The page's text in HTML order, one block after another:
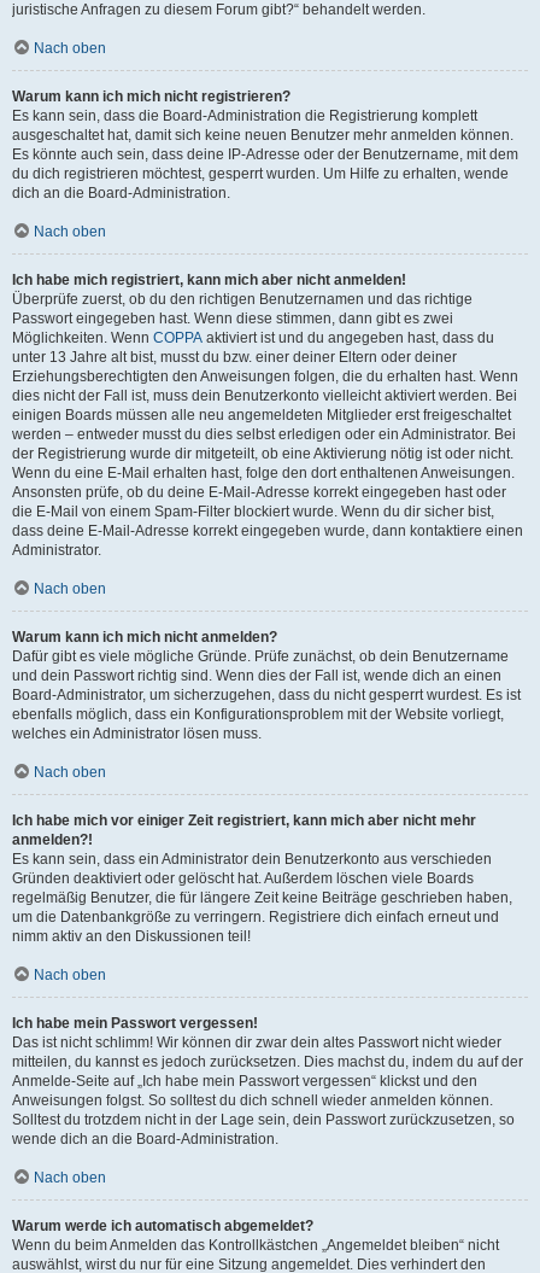
juristische Anfragen zu diesem Forum gibt?“ behandelt werden.
Nach oben
Warum kann ich mich nicht registrieren?
Es kann sein, dass die Board-Administration die Registrierung komplett
ausgeschaltet hat, damit sich keine neuen Benutzer mehr anmelden können.
Es könnte auch sein, dass deine IP-Adresse oder der Benutzername, mit dem
du dich registrieren möchtest, gesperrt wurden. Um Hilfe zu erhalten, wende
dich an die Board-Administration.
Nach oben
Ich habe mich registriert, kann mich aber nicht anmelden!
Überprüfe zuerst, ob du den richtigen Benutzernamen und das richtige
Passwort eingegeben hast. Wenn diese stimmen, dann gibt es zwei
Möglichkeiten. Wenn COPPA aktiviert ist und du angegeben hast, dass du
unter 13 Jahre alt bist, musst du bzw. einer deiner Eltern oder deiner
Erziehungsberechtigten den Anweisungen folgen, die du erhalten hast. Wenn
dies nicht der Fall ist, muss dein Benutzerkonto vielleicht aktiviert werden. Bei
einigen Boards müssen alle neu angemeldeten Mitglieder erst freigeschaltet
werden – entweder musst du dies selbst erledigen oder ein Administrator. Bei
der Registrierung wurde dir mitgeteilt, ob eine Aktivierung nötig ist oder nicht.
Wenn du eine E-Mail erhalten hast, folge den dort enthaltenen Anweisungen.
Ansonsten prüfe, ob du deine E-Mail-Adresse korrekt eingegeben hast oder
die E-Mail von einem Spam-Filter blockiert wurde. Wenn du dir sicher bist,
dass deine E-Mail-Adresse korrekt eingegeben wurde, dann kontaktiere einen
Administrator.
Nach oben
Warum kann ich mich nicht anmelden?
Dafür gibt es viele mögliche Gründe. Prüfe zunächst, ob dein Benutzername
und dein Passwort richtig sind. Wenn dies der Fall ist, wende dich an einen
Board-Administrator, um sicherzugehen, dass du nicht gesperrt wurdest. Es ist
ebenfalls möglich, dass ein Konfigurationsproblem mit der Website vorliegt,
welches ein Administrator lösen muss.
Nach oben
Ich habe mich vor einiger Zeit registriert, kann mich aber nicht mehr
anmelden?!
Es kann sein, dass ein Administrator dein Benutzerkonto aus verschieden
Gründen deaktiviert oder gelöscht hat. Außerdem löschen viele Boards
regelmäßig Benutzer, die für längere Zeit keine Beiträge geschrieben haben,
um die Datenbankgröße zu verringern. Registriere dich einfach erneut und
nimm aktiv an den Diskussionen teil!
Nach oben
Ich habe mein Passwort vergessen!
Das ist nicht schlimm! Wir können dir zwar dein altes Passwort nicht wieder
mitteilen, du kannst es jedoch zurücksetzen. Dies machst du, indem du auf der
Anmelde-Seite auf „Ich habe mein Passwort vergessen“ klickst und den
Anweisungen folgst. So solltest du dich schnell wieder anmelden können.
Solltest du trotzdem nicht in der Lage sein, dein Passwort zurückzusetzen, so
wende dich an die Board-Administration.
Nach oben
Warum werde ich automatisch abgemeldet?
Wenn du beim Anmelden das Kontrollkästchen „Angemeldet bleiben“ nicht
auswählst, wirst du nur für eine Sitzung angemeldet. Dies verhindert den